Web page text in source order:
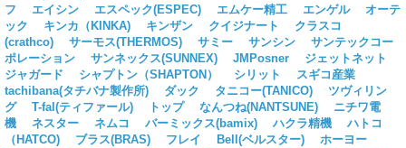
フ
エイシン エスペック(ESPEC) エムケー精工 エンゲル
オーテ
ック
キンカ（KINKA) キンザン クイジナート
クラスコ
(crathco)
サーモス(THERMOS) サミー サンシン
サンテックコー
ポレーション
サンネックス(SUNNEX) JMPosner
ジェットネット
ジャガード
シャプトン（SHAPTON） シリット
スギコ産業
tachibana(タチバナ製作所)
ダック タニコー(TANICO)
ツヴィリン
グ
T-fal(ティファール) トップ なんつね(NANTSUNE)
ニチワ電
機
ネスター ネムコ バーミックス(bamix) ハクラ精機
ハトコ
（HATCO)
ブラス(BRAS) フレイ Bell(ベルスター)
ホーヨー